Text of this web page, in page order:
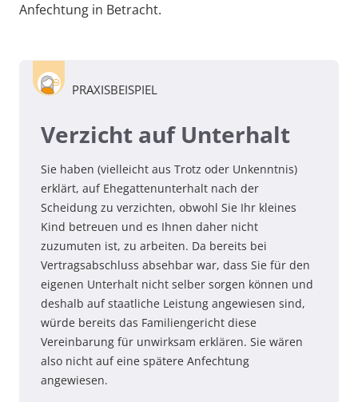
Anfechtung in Betracht.
PRAXISBEISPIEL
Verzicht auf Unterhalt
Sie haben (vielleicht aus Trotz oder Unkenntnis)
erklärt, auf Ehegattenunterhalt nach der
Scheidung zu verzichten, obwohl Sie Ihr kleines
Kind betreuen und es Ihnen daher nicht
zuzumuten ist, zu arbeiten. Da bereits bei
Vertragsabschluss absehbar war, dass Sie für den
eigenen Unterhalt nicht selber sorgen können und
deshalb auf staatliche Leistung angewiesen sind,
würde bereits das Familiengericht diese
Vereinbarung für unwirksam erklären. Sie wären
also nicht auf eine spätere Anfechtung
angewiesen.